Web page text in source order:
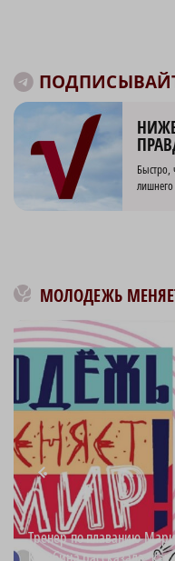
Быстро,
лишнего
МОЛОДЕЖЬ
Тренер по плаванию